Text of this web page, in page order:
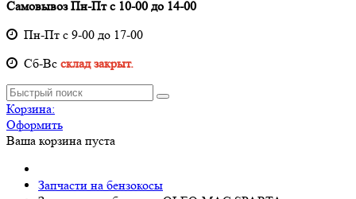
Самовывоз Пн-Пт с 10-00 до 14-00
Пн-Пт с 9-00 до 17-00
Cб-Вс склад закрыт.
Корзина:
Оформить
Ваша корзина пуста
Запчасти на бензокосы